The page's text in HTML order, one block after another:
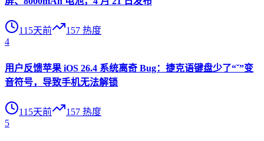
115天前 157 热度
4
用户反馈苹果 iOS 26.4 系统离奇 Bug：捷克语键盘少了“ˇ”变
音符号，导致手机无法解锁
115天前 157 热度
5